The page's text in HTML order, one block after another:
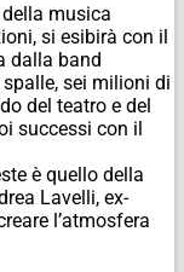
della musica
si esibirà con il
dalla band
sei milioni di
del teatro e del
successi con il
è quello della
Lavelli, ex-
l’atmosfera